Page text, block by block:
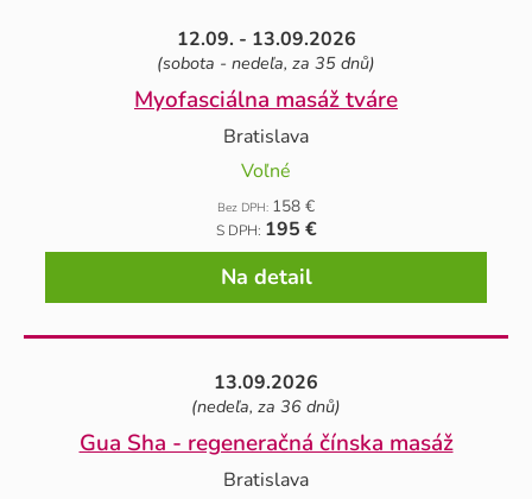
12.09. - 13.09.2026
(sobota - nedeľa, za 35 dnů)
Myofasciálna masáž tváre
Bratislava
Voľné
Bez DPH: 158 €
S DPH: 195 €
Na detail
13.09.2026
(nedeľa, za 36 dnů)
Gua Sha - regeneračná čínska masáž
Bratislava